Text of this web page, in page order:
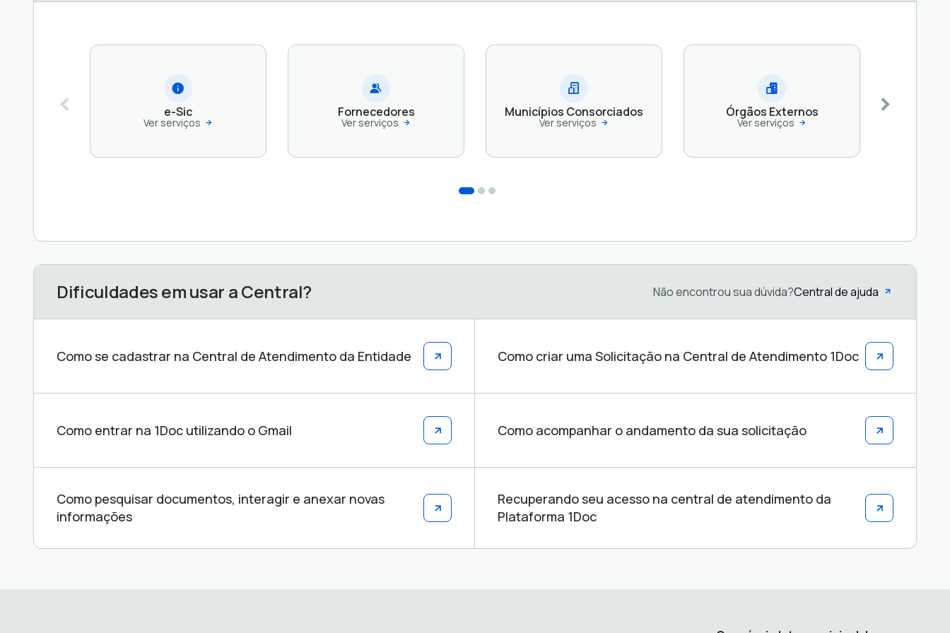
e-Sic
Ver serviços
Fornecedores
Ver serviços
Municípios Consorciados
Ver serviços
Órgãos Externos
Ver serviços
Dificuldades em usar a Central? Não encontrou sua dúvida?Central de ajuda
Como se cadastrar na Central de Atendimento da Entidade Como criar uma Solicitação na Central de Atendimento 1Doc
Como entrar na 1Doc utilizando o Gmail Como acompanhar o andamento da sua solicitação
Como pesquisar documentos, interagir e anexar novas
informações
Recuperando seu acesso na central de atendimento da
Plataforma 1Doc